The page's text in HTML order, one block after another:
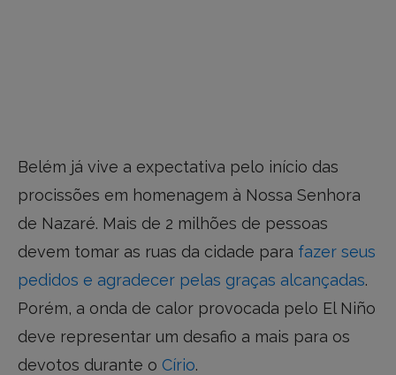
Belém já vive a expectativa pelo início das
procissões em homenagem à Nossa Senhora
de Nazaré. Mais de 2 milhões de pessoas
devem tomar as ruas da cidade para fazer seus
pedidos e agradecer pelas graças alcançadas.
Porém, a onda de calor provocada pelo El Niño
deve representar um desafio a mais para os
devotos durante o Círio.